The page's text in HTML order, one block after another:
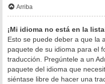
Arriba
¡Mi idioma no está en la
Esto se puede deber a que la
paquete de su idioma para el
traducción. Pregúntele a un
paquete del idioma que
siéntase libre de hacer una